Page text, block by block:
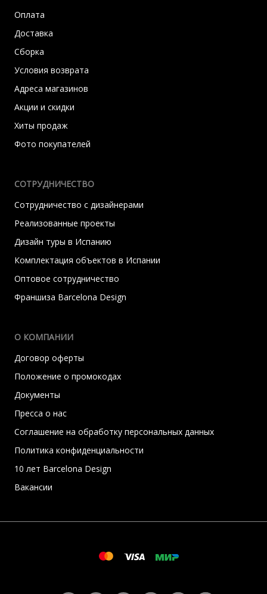
Оплата
Доставка
Сборка
Условия возврата
Адреса магазинов
Акции и скидки
Хиты продаж
Фото покупателей
СОТРУДНИЧЕСТВО
Сотрудничество с дизайнерами
Реализованные проекты
Дизайн туры в Испанию
Комплектация объектов в Испании
Оптовое сотрудничество
Франшиза Barcelona Design
О КОМПАНИИ
Договор оферты
Положение о промокодах
Документы
Пресса о нас
Соглашение на обработку персональных данных
Политика конфиденциальности
10 лет Barcelona Design
Вакансии